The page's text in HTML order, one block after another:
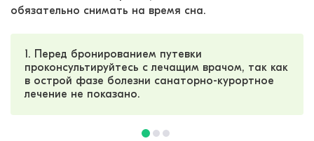
обязательно снимать на время сна.
1. Перед бронированием путевки
проконсультируйтесь с лечащим врачом, так как
в острой фазе болезни санаторно-курортное
лечение не показано.